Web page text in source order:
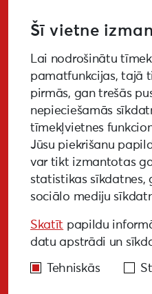
GALERIJA
BUJ NOTIKUŠIE
PIEKĻŪSTAMĪBAS
Šī vietne
Lai nodrošinātu
pamatfunkcijas, tajā
pirmās, gan trešās
nepieciešamās
tīmekļvietnes
Jūsu piekrišanu
var tikt izmantotas
statistikas sīkdatnes,
sociālo mediju
Skatīt papildu
datu apstrādi un
Tehniskās